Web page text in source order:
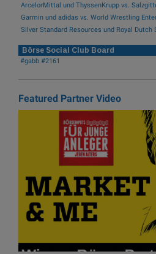
ArcelorMittal und ThyssenKrupp vs.
Garmin und adidas vs. World Wrestling
Silver Standard Resources und Royal Dutch
Börse Social Club Board
#gabb #2161
Featured Partner Video